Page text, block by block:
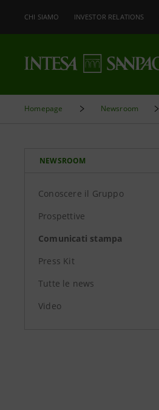
CHI SIAMO INVESTOR RELATIONS
Homepage Newsroom
NEWSROOM
Conoscere il Gruppo
Prospettive
Comunicati stampa
Press Kit
Tutte le news
Video